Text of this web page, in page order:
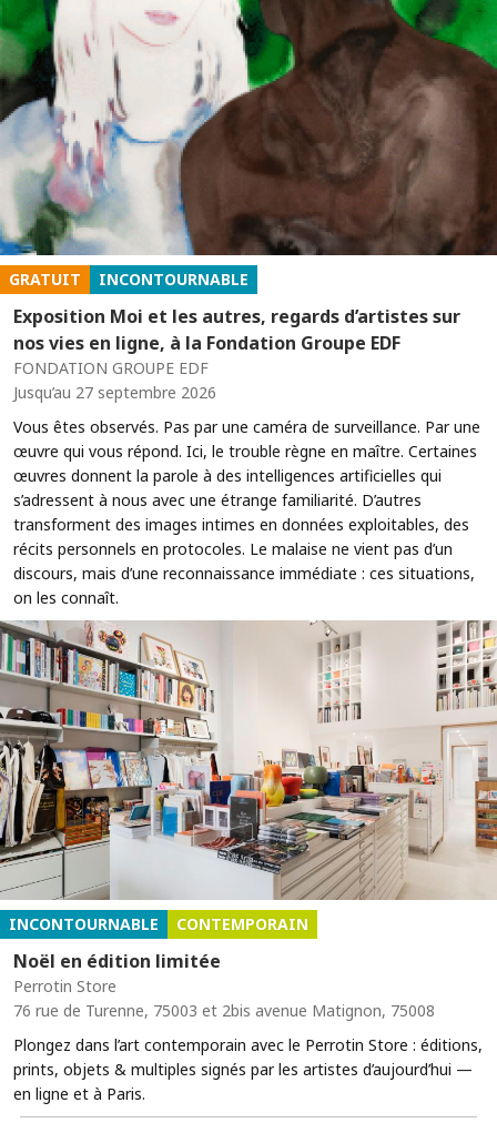
GRATUIT INCONTOURNABLE
Exposition Moi et les autres, regards d’artistes sur
nos vies en ligne, à la Fondation Groupe EDF
FONDATION GROUPE EDF
Jusqu’au 27 septembre 2026
Vous êtes observés. Pas par une caméra de surveillance. Par une
œuvre qui vous répond. Ici, le trouble règne en maître. Certaines
œuvres donnent la parole à des intelligences artificielles qui
s’adressent à nous avec une étrange familiarité. D’autres
transforment des images intimes en données exploitables, des
récits personnels en protocoles. Le malaise ne vient pas d’un
discours, mais d’une reconnaissance immédiate : ces situations,
on les connaît.
INCONTOURNABLE CONTEMPORAIN
Noël en édition limitée
Perrotin Store
76 rue de Turenne, 75003 et 2bis avenue Matignon, 75008
Plongez dans l’art contemporain avec le Perrotin Store : éditions,
prints, objets & multiples signés par les artistes d’aujourd’hui —
en ligne et à Paris.